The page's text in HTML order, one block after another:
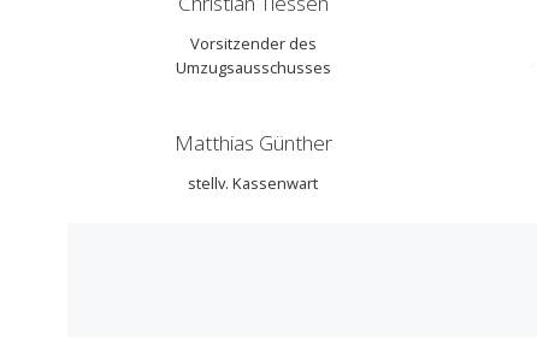
Vorsitzender des
Umzugsausschusses
Matthias Günther
stellv. Kassenwart